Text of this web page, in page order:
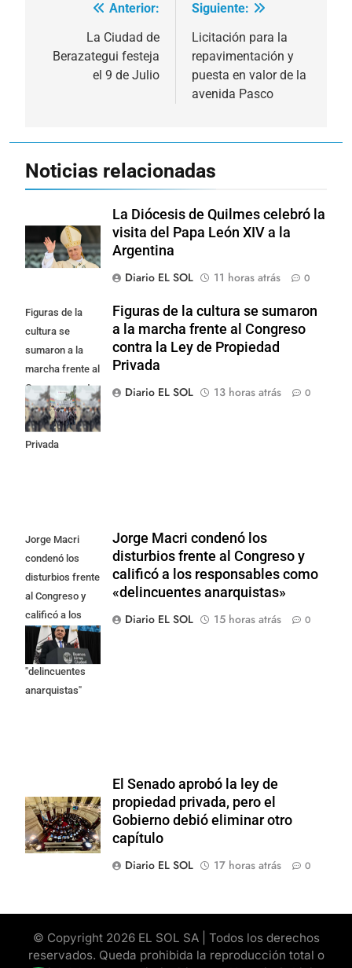
Navegación
entradas
Anterior:
La Ciudad de
Berazategui festeja
el 9 de Julio
Siguiente:
Licitación para la
repavimentación y
puesta en valor de la
avenida Pasco
Noticias relacionadas
La Diócesis de Quilmes celebró la
visita del Papa León XIV a la
Argentina
Diario EL SOL
11 horas atrás 0
Figuras de la
cultura se
sumaron a la
marcha frente al
Congreso contra
la Ley de
Propiedad
Privada
Figuras de la cultura se sumaron
a la marcha frente al Congreso
contra la Ley de Propiedad
Privada
Diario EL SOL
13 horas atrás 0
Jorge Macri
condenó los
disturbios frente
al Congreso y
calificó a los
responsables
como
"delincuentes
anarquistas"
Jorge Macri condenó los
disturbios frente al Congreso y
calificó a los responsables como
«delincuentes anarquistas»
Diario EL SOL
15 horas atrás 0
El Senado aprobó la ley de
propiedad privada, pero el
Gobierno debió eliminar otro
capítulo
Diario EL SOL
17 horas atrás 0
© Copyright 2026 EL SOL SA | Todos los derechos
reservados. Queda prohibida la reproducción total o